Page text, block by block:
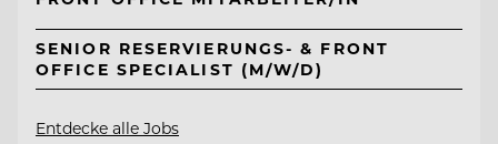
SENIOR RESERVIERUNGS- & FRONT
OFFICE SPECIALIST (M/W/D)
Entdecke alle Jobs